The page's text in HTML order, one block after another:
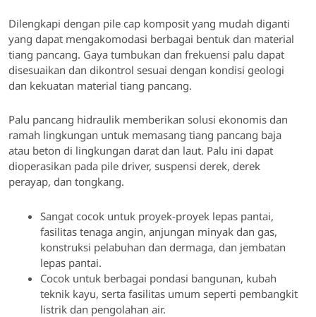
Dilengkapi dengan pile cap komposit yang mudah diganti
yang dapat mengakomodasi berbagai bentuk dan material
tiang pancang. Gaya tumbukan dan frekuensi palu dapat
disesuaikan dan dikontrol sesuai dengan kondisi geologi
dan kekuatan material tiang pancang.
Palu pancang hidraulik memberikan solusi ekonomis dan
ramah lingkungan untuk memasang tiang pancang baja
atau beton di lingkungan darat dan laut. Palu ini dapat
dioperasikan pada pile driver, suspensi derek, derek
perayap, dan tongkang.
Sangat cocok untuk proyek-proyek lepas pantai,
fasilitas tenaga angin, anjungan minyak dan gas,
konstruksi pelabuhan dan dermaga, dan jembatan
lepas pantai.
Cocok untuk berbagai pondasi bangunan, kubah
teknik kayu, serta fasilitas umum seperti pembangkit
listrik dan pengolahan air.